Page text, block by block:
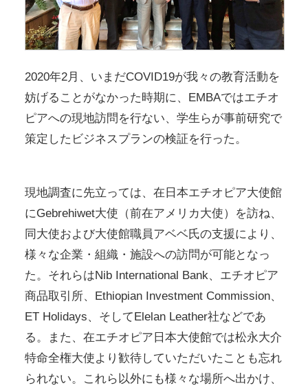
2020年2月、いまだCOVID19が我々の教育活動を
妨げることがなかった時期に、EMBAではエチオ
ピアへの現地訪問を行ない、学生らが事前研究で
策定したビジネスプランの検証を行った。
現地調査に先立っては、在日本エチオピア大使館
にGebrehiwet大使（前在アメリカ大使）を訪ね、
同大使および大使館職員アベベ氏の支援により、
様々な企業・組織・施設への訪問が可能となっ
た。それらはNib International Bank、エチオピア
商品取引所、Ethiopian Investment Commission、
ET Holidays、そしてElelan Leather社などであ
る。また、在エチオピア日本大使館では松永大介
特命全権大使より歓待していただいたことも忘れ
られない。これら以外にも様々な場所へ出かけ、